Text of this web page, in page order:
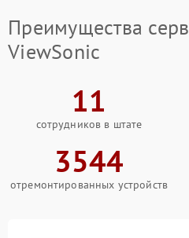
Преимущества
ViewSonic
11
сотрудников в штате
3544
отремонтированных устройств